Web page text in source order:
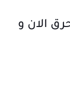
الان و